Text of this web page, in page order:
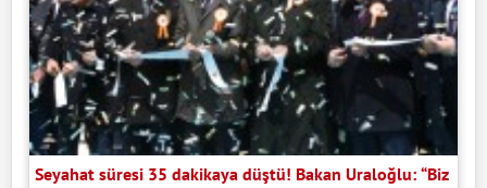
Seyahat süresi 35 dakikaya düştü! Bakan Uraloğlu: “Biz